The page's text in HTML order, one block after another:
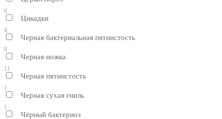
6
Цикадки
4
Черная бактериальная пятнистость
9
Черная ножка
11
Черная пятнистость
1
Черная сухая гниль
1
Чёрный бактериоз